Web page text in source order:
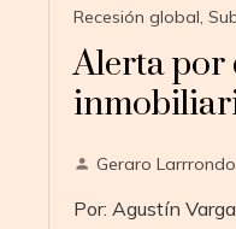
Recesión global,
Alerta por
Geraro Larrrondo
Por: Agustín